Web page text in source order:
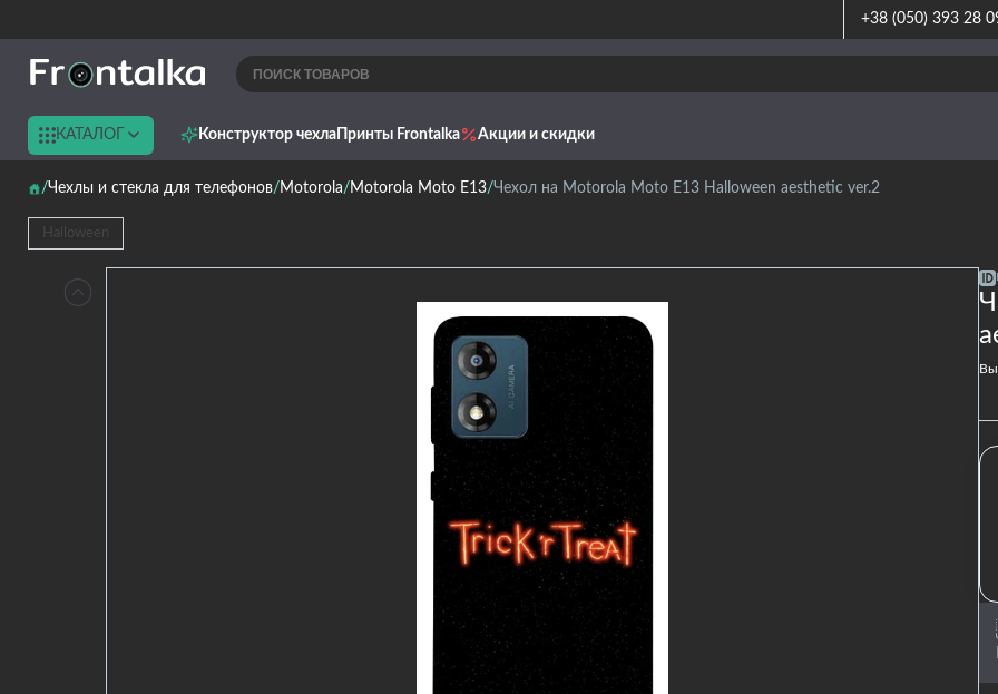
+38 (050) 393 28
КАТАЛОГ Конструктор чехла Принты Frontalka Акции и скидки
Чехлы и стекла для телефонов Motorola Motorola Moto E13 Чехол на Motorola Moto E13 Halloween aesthetic ver.2
Halloween